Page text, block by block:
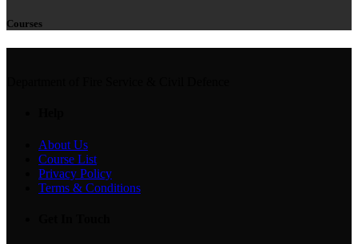
Courses
About Us
Course List
Privacy Policy
Terms & Conditions